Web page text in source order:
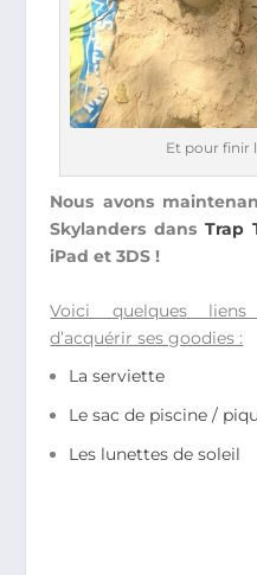
Et pour finir
Nous avons
Skylanders dansTrap
iPad et 3DS !
Voici quelques
d’acquérir ses goodies :
La serviette
Le sac de piscine /
Les lunettes de soleil